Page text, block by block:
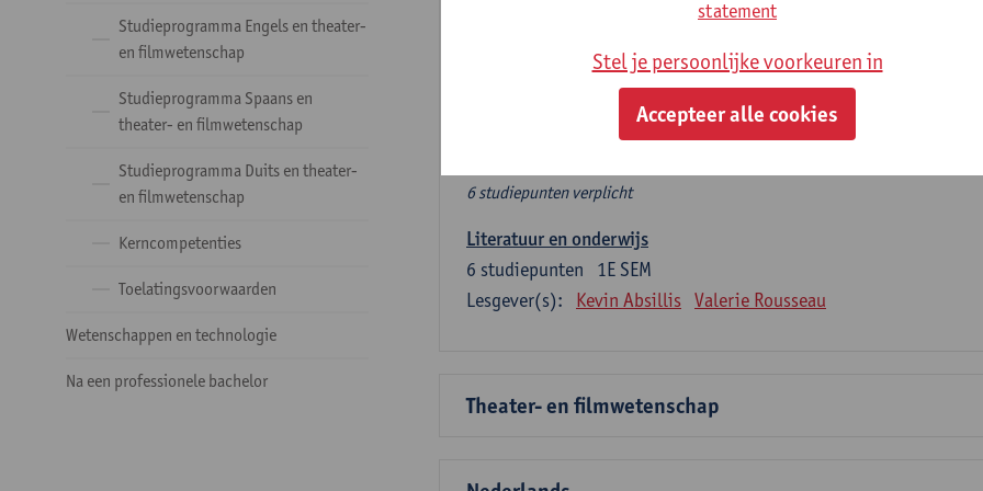
Studieprogramma Engels en theater-
en filmwetenschap
Studieprogramma Spaans en
theater- en filmwetenschap
Studieprogramma Duits en theater-
en filmwetenschap
Kerncompetenties
Toelatingsvoorwaarden
Wetenschappen en technologie
Na een professionele bachelor
Verplicht algemeen opleidingsonderdeel
Deze 6 verplichte studiepunten tellen mee in de
6 studiepunten verplicht
Literatuur en onderwijs
1E SEM
6 studiepunten
Lesgever(s):
Kevin Absillis Valerie Rousseau
Theater- en filmwetenschap
statement
Stel je persoonlijke voorkeuren in
Accepteer alle cookies